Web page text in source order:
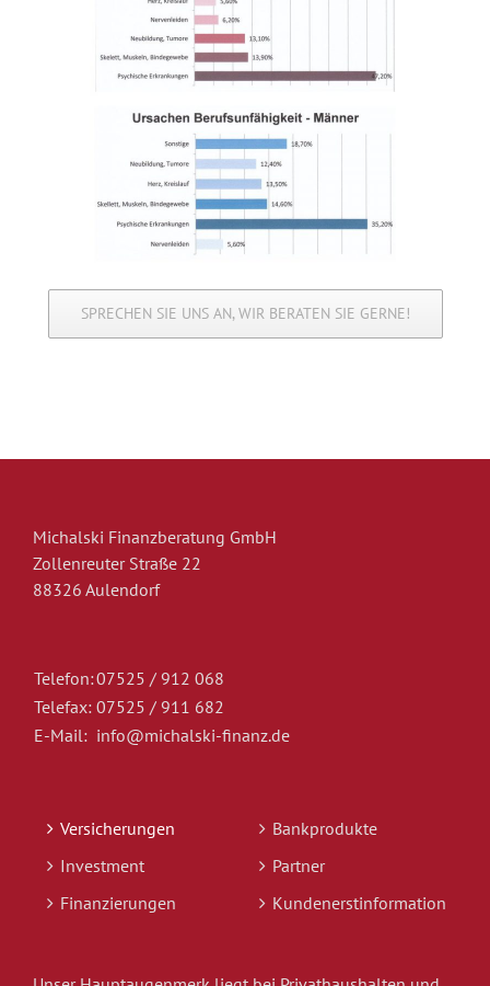
SPRECHEN SIE UNS AN, WIR BERATEN SIE GERNE!
Michalski Finanzberatung GmbH
Zollenreuter Straße 22
88326 Aulendorf
Telefon:07525 / 912 068
Telefax: 07525 / 911 682
E-Mail: info@michalski-finanz.de
Versicherungen
Investment
Finanzierungen
Bankprodukte
Partner
Kundenerstinformation